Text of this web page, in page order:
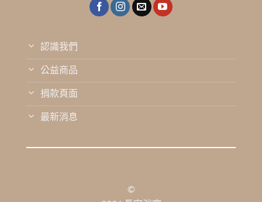
認識我們
公益商品
捐款頁面
最新消息
©